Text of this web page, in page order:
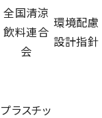
全国清涼
飲料連合
会
環境配慮
設計指針
プラスチッ